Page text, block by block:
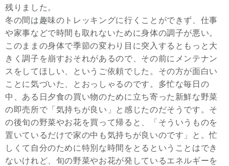
残りました。
冬の間は趣味のトレッキングに行くことができず、仕事
や家事などで時間も取れないために身体の調子が悪い。
このままの身体で季節の変わり目に突入するともっと大
きく調子を崩すおそれがあるので、その前にメンテナン
スをしてほしい、というご依頼でした。その方が面白い
ことに気づいた、とおっしゃるのです。多忙な毎日の
中、ある日夕食の買い物のために立ち寄った新鮮な野菜
の即売所で「気持ちが良い」と感じたのだそうです。そ
の後旬の野菜やお花を買って帰ると、「そういうものを
置いているだけで家の中も気持ちが良いのです」と。忙
しくて自分のために特別な時間をとるということはでき
ないけれど、旬の野菜やお花が発しているエネルギーを